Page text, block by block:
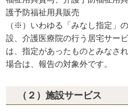
護予防福祉用具販売
（※）いわゆる「みなし指定」
設、介護医療院の行う居宅サー
は、指定があったものとみなさ
場合は、報告の対象外です。
（２）施設サービス